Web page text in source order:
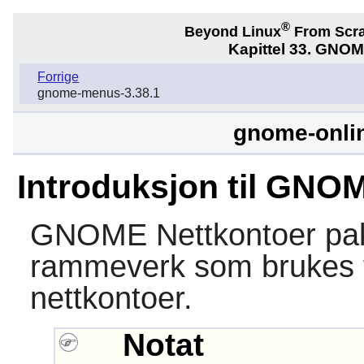
Beyond Linux®From
Kapittel 33.
Forrige
gnome-menus-3.38.1
gnome-
Introduksjon til
GNOME Nettkontoer
rammeverk som
nettkontoer.
Notat